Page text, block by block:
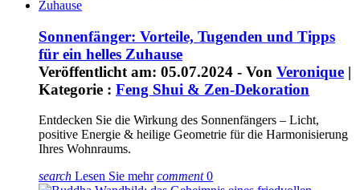
Sonnenfänger: Vorteile, Tugenden und Tipps
für ein helles Zuhause
Veröffentlicht am: 05.07.2024 - Von Veronique |
Kategorie : Feng Shui & Zen-Dekoration
Entdecken Sie die Wirkung des Sonnenfängers – Licht,
positive Energie & heilige Geometrie für die Harmonisierung
Ihres Wohnraums.
search Lesen Sie mehr comment0